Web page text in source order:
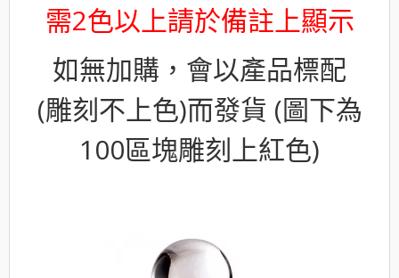
需2色以上請於備註上顯示
如無加購，會以產品標配
(雕刻不上色)而發貨 (圖下為
100區塊雕刻上紅色)